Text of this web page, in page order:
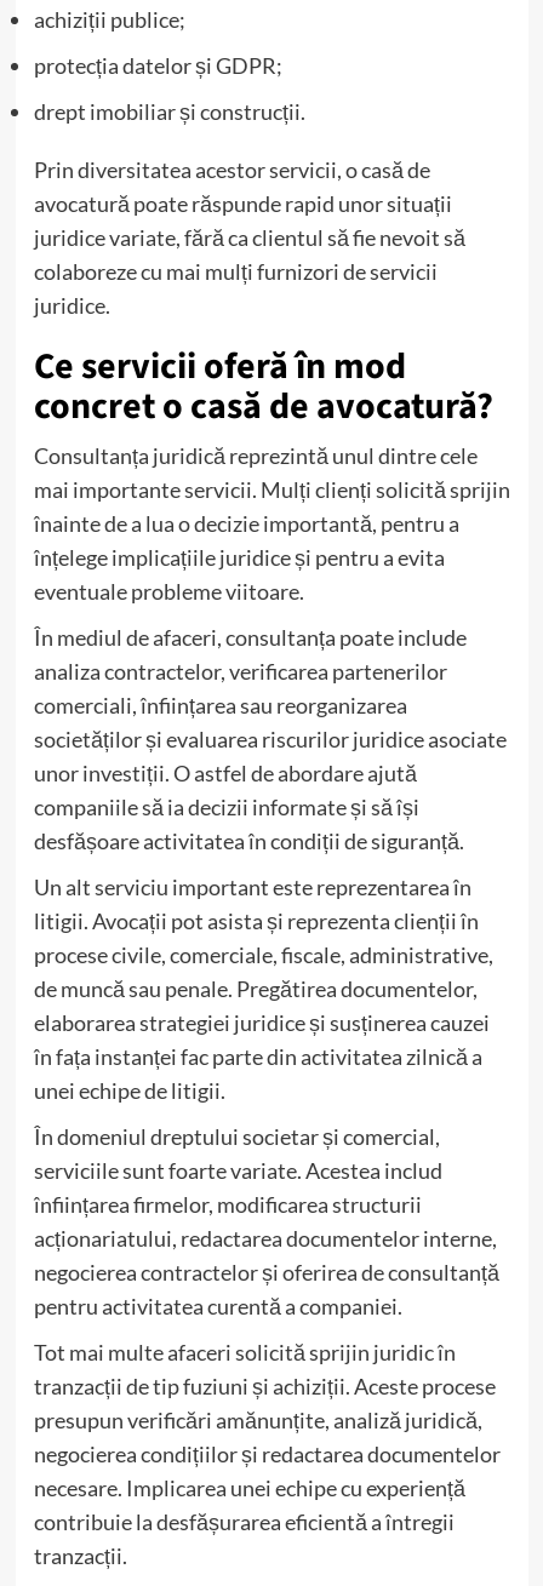
achiziții publice;
protecția datelor și GDPR;
drept imobiliar și construcții.
Prin diversitatea acestor servicii, o casă de
avocatură poate răspunde rapid unor situații
juridice variate, fără ca clientul să fie nevoit să
colaboreze cu mai mulți furnizori de servicii
juridice.
Ce servicii oferă în mod
concret o casă de avocatură?
Consultanța juridică reprezintă unul dintre cele
mai importante servicii. Mulți clienți solicită sprijin
înainte de a lua o decizie importantă, pentru a
înțelege implicațiile juridice și pentru a evita
eventuale probleme viitoare.
În mediul de afaceri, consultanța poate include
analiza contractelor, verificarea partenerilor
comerciali, înființarea sau reorganizarea
societăților și evaluarea riscurilor juridice asociate
unor investiții. O astfel de abordare ajută
companiile să ia decizii informate și să își
desfășoare activitatea în condiții de siguranță.
Un alt serviciu important este reprezentarea în
litigii. Avocații pot asista și reprezenta clienții în
procese civile, comerciale, fiscale, administrative,
de muncă sau penale. Pregătirea documentelor,
elaborarea strategiei juridice și susținerea cauzei
în fața instanței fac parte din activitatea zilnică a
unei echipe de litigii.
În domeniul dreptului societar și comercial,
serviciile sunt foarte variate. Acestea includ
înființarea firmelor, modificarea structurii
acționariatului, redactarea documentelor interne,
negocierea contractelor și oferirea de consultanță
pentru activitatea curentă a companiei.
Tot mai multe afaceri solicită sprijin juridic în
tranzacții de tip fuziuni și achiziții. Aceste procese
presupun verificări amănunțite, analiză juridică,
negocierea condițiilor și redactarea documentelor
necesare. Implicarea unei echipe cu experiență
contribuie la desfășurarea eficientă a întregii
tranzacții.